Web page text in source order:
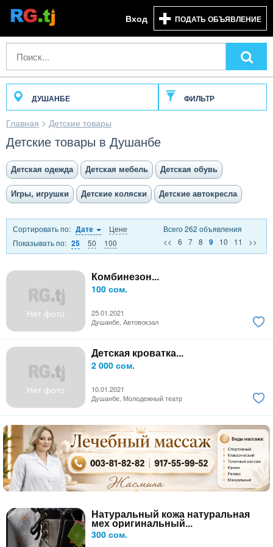
Вход ПОДАТЬ ОБЪЯВЛЕНИЕ
ДУШАНБЕ ФИЛЬТР
Главная > Детские товары
Детские товары в Душанбе
Детская одежда Детская мебель Детская обувь
Игры, игрушки Детские коляски Детские автокресла
Сортировать по: Дате
Цене
Показывать по: 25 50 100
Всего 262 объявления
<<
6 7 8 9 10 11 >>
Нет фото
Комбинезон...
100 сом.
25.01.2021
Душанбе, Автовокзал
Нет фото
Детская кроватка...
2 000 сом.
10.01.2021
Душанбе, Молодежный театр
Натуральный кожа натуральная
мех оригинальный...
300 сом.